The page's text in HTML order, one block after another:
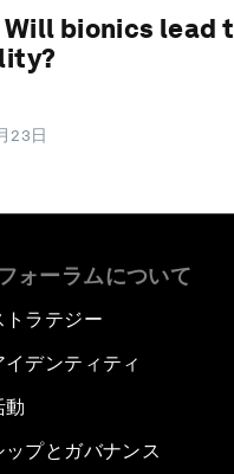
Will bionics lead
23日
ォーラムについて
ラテジー
デンティティ
動
ップとガバナンス